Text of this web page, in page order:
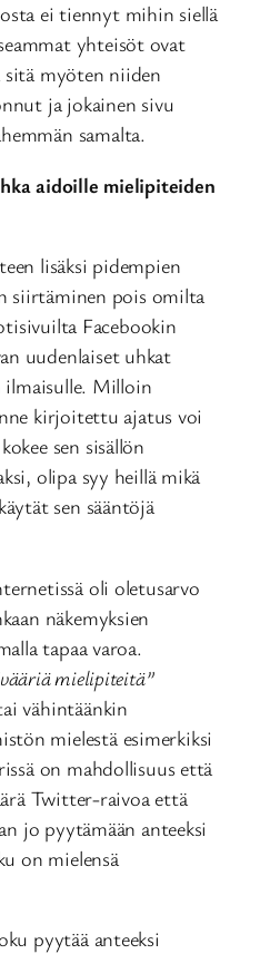
ei tiennyt mihin siellä
yhteisöt ovat
sitä myöten niiden
ja jokainen sivu
samalta.
aidoille mielipiteiden
lisäksi pidempien
siirtäminen pois omilta
Facebookin
uudenlaiset uhkat
ilmaisulle. Milloin
kirjoitettu ajatus voi
sen sisällön
olipa syy heillä mikä
sen sääntöjä
oli oletusarvo
näkemyksien
tapaa varoa.
mielipiteitä”
vähintäänkin
mielestä esimerkiksi
on mahdollisuus että
Twitter-raivoa että
jo pyytämään anteeksi
on mielensä
pyytää anteeksi